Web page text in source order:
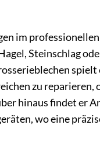
im
Steinschlag
spielt
zu reparieren,
hinaus findet er
wo eine